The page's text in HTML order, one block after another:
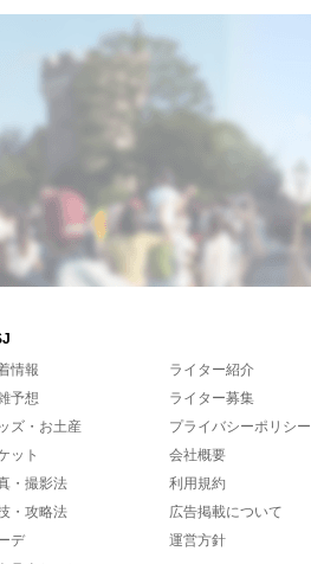
情報
予想
ズ・お土産
ット
・撮影法
・攻略法
デ
ライター紹介
ライター募集
プライバシーポリシー
会社概要
利用規約
広告掲載について
運営方針